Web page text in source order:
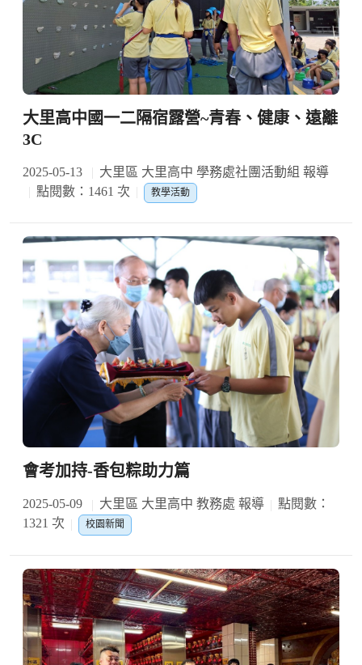
大里高中國一二隔宿露營~青春、健康、遠離
3C
2025-05-13
大里區 大里高中 學務處社團活動組 報導
點閱數：1461 次
教學活動
會考加持-香包粽助力篇
2025-05-09 大里區 大里高中 教務處 報導
點閱數：
1321 次
校園新聞